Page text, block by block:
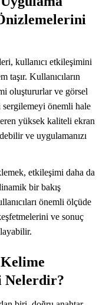
kullanıcı etkileşimini
taşır. Kullanıcıların
oluştururlar ve görsel
önemli hale
yüksek kaliteli ekran
ve uygulamanızı
etkileşimi daha da
bir bakış
önemli ölçüde
ve sonuç
Nelerdir?